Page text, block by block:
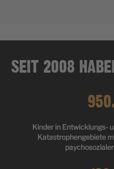
SEIT 2008
Kinder in Entwicklungs-
Katastrophengebiete